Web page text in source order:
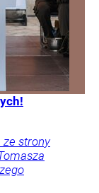
ze strony